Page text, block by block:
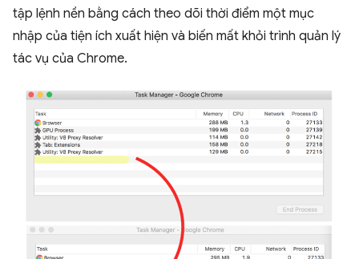
tập lệnh nền bằng cách theo dõi thời điểm một mục
nhập của tiện ích xuất hiện và biến mất khỏi trình quản lý
tác vụ của Chrome.